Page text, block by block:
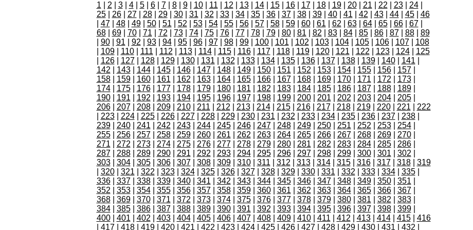
1 2 3| 4| 5| 6| 7| 8| 9| 10| 11 12 13| 14| 15| 16| 17| 18| 19| 20| 21 22 23| 24|
25| 26| 27| 28| 29| 30| 31 32 33| 34| 35| 36| 37| 38| 39| 40| 41 42 43| 44| 45| 46
47| 48| 49| 50| 51 52 53| 54| 55| 56| 57| 58| 59| 60| 61 62 63| 64| 65| 66| 67|
68| 69| 70| 71 72 73| 74| 75| 76| 77| 78| 79| 80| 81 82 83| 84| 85| 86| 87| 88| 89
90| 91 92 93| 94| 95| 96| 97| 98| 99| 100| 101 102 103| 104| 105| 106| 107| 108
109| 110| 111 112 113| 114| 115| 116| 117| 118| 119| 120| 121 122 123| 124| 125
126| 127| 128| 129| 130| 131 132 133| 134| 135| 136| 137| 138| 139| 140| 141
142
143| 144| 145| 146| 147| 148| 149| 150| 151 152 153| 154| 155| 156| 157|
158| 159| 160| 161 162 163| 164| 165| 166| 167| 168| 169| 170| 171 172 173|
174| 175| 176| 177| 178| 179| 180| 181 182 183| 184| 185| 186| 187| 188| 189|
190| 191 192 193| 194| 195| 196| 197| 198| 199| 200| 201 202 203| 204| 205|
206| 207| 208| 209| 210| 211 212 213| 214| 215| 216| 217| 218| 219| 220| 221
222
223| 224| 225| 226| 227| 228| 229| 230| 231 232 233| 234| 235| 236| 237| 238|
239| 240| 241 242 243| 244| 245| 246| 247| 248| 249| 250| 251 252 253| 254|
255| 256| 257| 258| 259| 260| 261 262 263| 264| 265| 266| 267| 268| 269| 270|
271
272 273| 274| 275| 276| 277| 278| 279| 280| 281 282 283| 284| 285| 286|
287| 288| 289| 290| 291 292 293| 294| 295| 296| 297| 298| 299| 300| 301 302
303| 304| 305| 306| 307| 308| 309| 310| 311 312 313| 314| 315| 316| 317| 318| 319
320| 321 322 323| 324| 325| 326| 327| 328| 329| 330| 331 332 333| 334| 335|
336| 337| 338| 339| 340| 341 342 343| 344| 345| 346| 347| 348| 349| 350| 351
352
353| 354| 355| 356| 357| 358| 359| 360| 361 362 363| 364| 365| 366| 367|
368| 369| 370| 371 372 373| 374| 375| 376| 377| 378| 379| 380| 381 382 383|
384| 385| 386| 387| 388| 389| 390| 391 392 393| 394| 395| 396| 397| 398| 399|
400| 401 402 403| 404| 405| 406| 407| 408| 409| 410| 411 412 413| 414| 415| 416
417| 418| 419| 420| 421 422 423| 424| 425| 426| 427| 428| 429| 430| 431 432